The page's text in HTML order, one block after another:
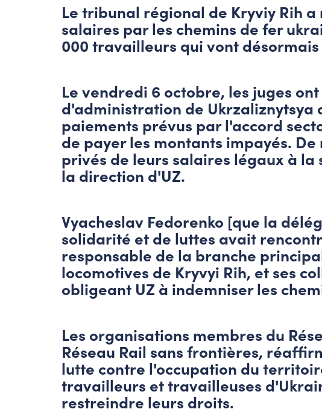
Le tribunal régional de Kryviy Rih
salaires par les chemins de fer
000 travailleurs qui vont
Le vendredi 6 octobre, les juges
d'administration de Ukrzaliznytsya
paiements prévus par l'accord
de payer les montants impayés.
privés de leurs salaires légaux à
la direction d'UZ.
Vyacheslav Fedorenko [que la
solidarité et de luttes avait
responsable de la branche
locomotives de Kryvyi Rih, et ses
obligeant UZ à indemniser les
Les organisations membres du
Réseau Rail sans frontières,
lutte contre l'occupation du
travailleurs et travailleuses
restreindre leurs droits.